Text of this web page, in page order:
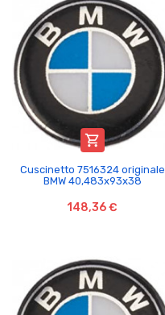

Cuscinetto 7516324 originale
BMW 40,483x93x38
148,36 €